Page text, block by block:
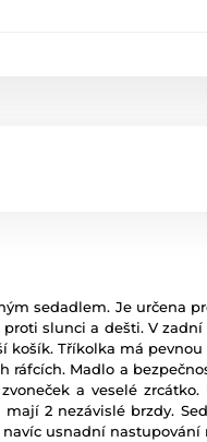
sedadlem. Je určena
slunci a dešti. V
košík. Tříkolka má
ráfcích. Madlo a
a veselé zrcátko.
2 nezávislé brzdy.
usnadní